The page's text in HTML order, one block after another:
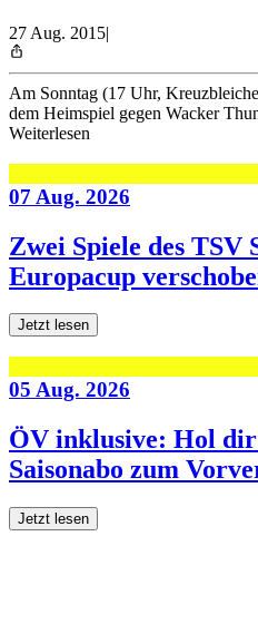
27 Aug. 2015|
Am Sonntag (17 Uhr,
dem Heimspiel gegen Wacker
Weiterlesen
07 Aug. 2026
Zwei Spiele des TSV
Europacup
Jetzt lesen
05 Aug. 2026
ÖV inklusive: Hol
Saisonabo zum
Jetzt lesen